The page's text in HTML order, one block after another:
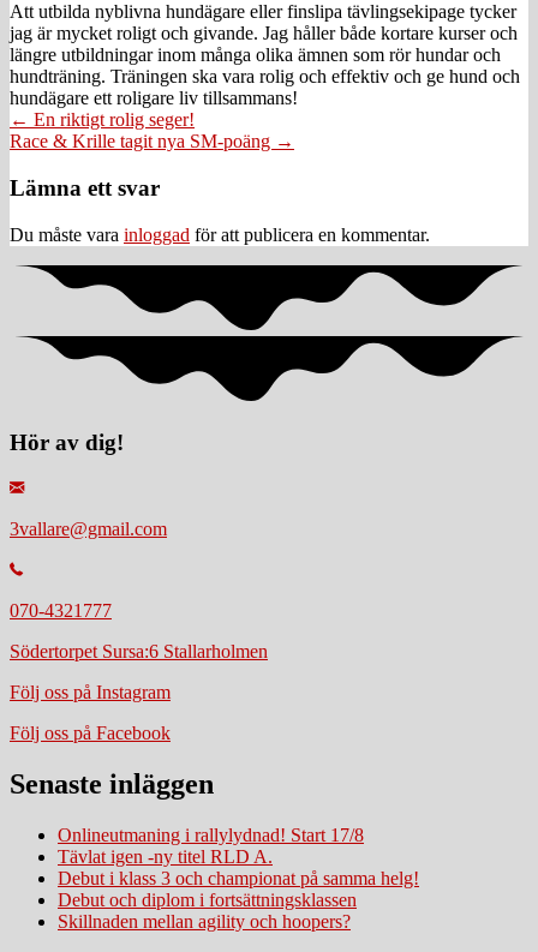
Att utbilda nyblivna hundägare eller finslipa tävlingsekipage tycker
jag är mycket roligt och givande. Jag håller både kortare kurser och
längre utbildningar inom många olika ämnen som rör hundar och
hundträning. Träningen ska vara rolig och effektiv och ge hund och
hundägare ett roligare liv tillsammans!
Posts
navigation
← En riktigt rolig seger!
Race & Krille tagit nya SM-poäng →
Läsarkommentarer
Lämna ett svar
Du måste vara inloggad för att publicera en kommentar.
Hör av dig!
3vallare@gmail.com
070-4321777
Södertorpet Sursa:6 Stallarholmen
Följ oss på Instagram
Följ oss på Facebook
Senaste inläggen
Onlineutmaning i rallylydnad! Start 17/8
Tävlat igen -ny titel RLD A.
Debut i klass 3 och championat på samma helg!
Debut och diplom i fortsättningsklassen
Skillnaden mellan agility och hoopers?